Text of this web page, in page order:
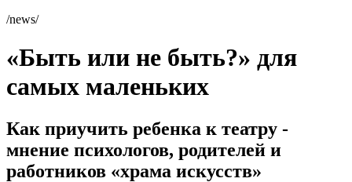
/news/
«Быть или не быть?» для
самых маленьких
Как приучить ребенка к театру -
мнение психологов, родителей и
работников «храма искусств»